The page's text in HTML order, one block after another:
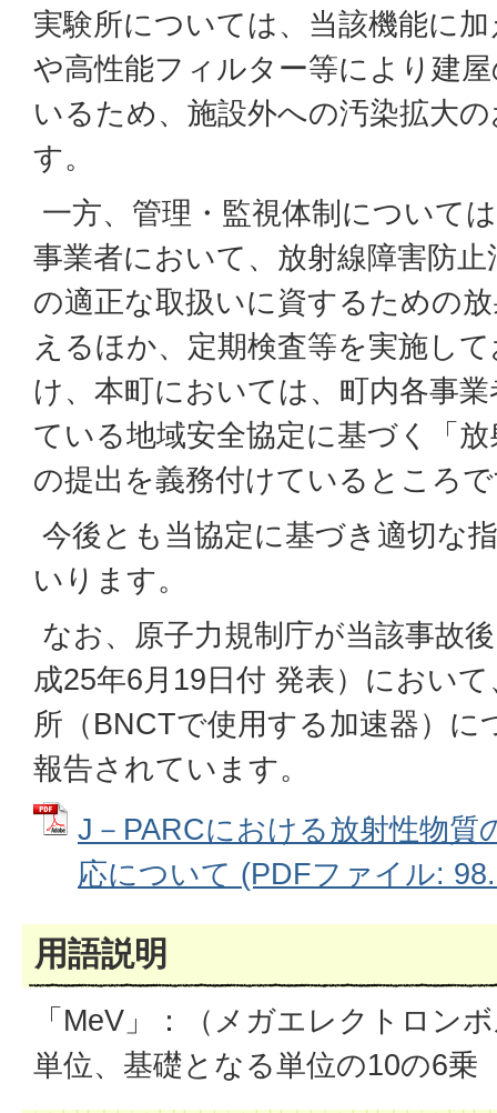
実験所については、当該機能に
や高性能フィルター等により建
いるため、施設外への汚染拡大
す。
一方、管理・監視体制について
事業者において、放射線障害防
の適正な取扱いに資するための
えるほか、定期検査等を実施し
け、本町においては、町内各事
ている地域安全協定に基づく「
の提出を義務付けているところ
今後とも当協定に基づき適切な
いります。
なお、原子力規制庁が当該事故
成25年6月19日付 発表）におい
所（BNCTで使用する加速器）に
報告されています。
J－PARCにおける放射性物質
応について (PDFファイル:
用語説明
「MeV」：（メガエレクトロン
単位、基礎となる単位の10の6乗